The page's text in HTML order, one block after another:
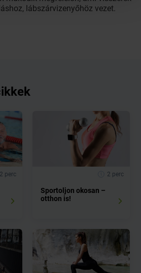
lábszárvizenyőhöz vezet.
2 perc 2 perc
Sportoljon okosan –
otthon is!